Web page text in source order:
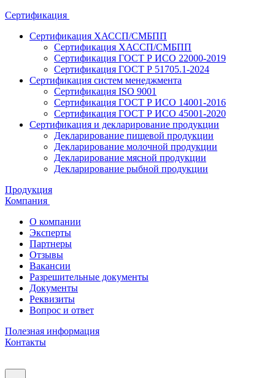
Сертификация
Сертификация ХАССП/СМБПП
Сертификация ХАССП/СМБПП
Сертификация ГОСТ Р ИСО 22000-2019
Сертификация ГОСТ Р 51705.1-2024
Сертификация систем менеджмента
Сертификация ISO 9001
Сертификация ГОСТ Р ИСО 14001-2016
Сертификация ГОСТ Р ИСО 45001-2020
Сертификация и декларирование продукции
Декларирование пищевой продукции
Декларирование молочной продукции
Декларирование мясной продукции
Декларирование рыбной продукции
Продукция
Компания
О компании
Эксперты
Партнеры
Отзывы
Вакансии
Разрешительные документы
Документы
Реквизиты
Вопрос и ответ
Полезная информация
Контакты